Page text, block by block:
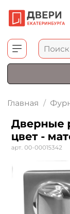
Главная
Дверные
цвет -
арт. 00-00015342